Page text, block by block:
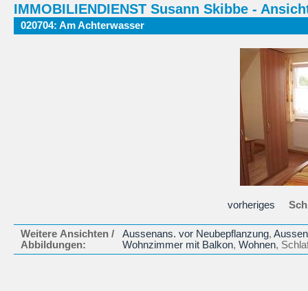
IMMOBILIENDIENST Susann Skibbe -
020704: Am Achterwasser
vorheriges
Weitere Ansichten /
Abbildungen:
Aussenans. vor Neubepflanzung,
Wohnzimmer mit Balkon, Wohnen,